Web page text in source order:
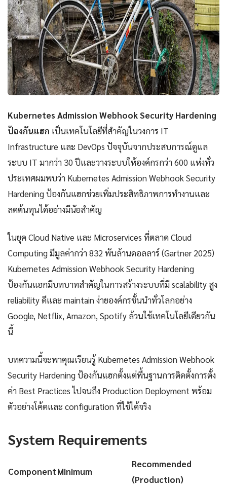
Kubernetes Admission Webhook Security Hardening
ป้องกันแฮก เป็นเทคโนโลยีที่สำคัญในวงการ IT
Infrastructure และ DevOps ปัจจุบันจากประสบการณ์ดูแล
ระบบ IT มากว่า 30 ปีและวางระบบให้องค์กรกว่า 600 แห่งทั่ว
ประเทศผมพบว่า Kubernetes Admission Webhook Security
Hardening ป้องกันแฮกช่วยเพิ่มประสิทธิภาพการทำงานและ
ลดต้นทุนได้อย่างมีนัยสำคัญ
ในยุค Cloud Native และ Microservices ที่ตลาด Cloud
Computing มีมูลค่ากว่า 832 พันล้านดอลลาร์ (Gartner 2025)
Kubernetes Admission Webhook Security Hardening
ป้องกันแฮกมีบทบาทสำคัญในการสร้างระบบที่มี scalability สูง
reliability ดีและ maintain ง่ายองค์กรชั้นนำทั่วโลกอย่าง
Google, Netflix, Amazon, Spotify ล้วนใช้เทคโนโลยีเดียวกัน
นี้
บทความนี้จะพาคุณเรียนรู้ Kubernetes Admission Webhook
Security Hardening ป้องกันแฮกตั้งแต่พื้นฐานการติดตั้งการตั้ง
ค่า Best Practices ไปจนถึง Production Deployment พร้อม
ตัวอย่างโค้ดและ configuration ที่ใช้ได้จริง
System Requirements
ComponentMinimum
Recommended
(Production)